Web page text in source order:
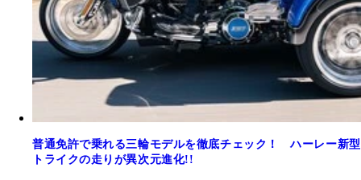
普通免許で乗れる三輪モデルを徹底チェック！ ハーレー新型
トライクの走りが異次元進化!!